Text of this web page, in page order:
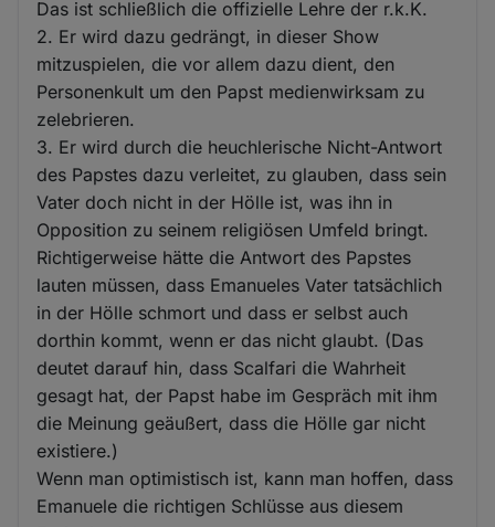
Das ist schließlich die offizielle Lehre der r.k.K.
2. Er wird dazu gedrängt, in dieser Show
mitzuspielen, die vor allem dazu dient, den
Personenkult um den Papst medienwirksam zu
zelebrieren.
3. Er wird durch die heuchlerische Nicht-Antwort
des Papstes dazu verleitet, zu glauben, dass sein
Vater doch nicht in der Hölle ist, was ihn in
Opposition zu seinem religiösen Umfeld bringt.
Richtigerweise hätte die Antwort des Papstes
lauten müssen, dass Emanueles Vater tatsächlich
in der Hölle schmort und dass er selbst auch
dorthin kommt, wenn er das nicht glaubt. (Das
deutet darauf hin, dass Scalfari die Wahrheit
gesagt hat, der Papst habe im Gespräch mit ihm
die Meinung geäußert, dass die Hölle gar nicht
existiere.)
Wenn man optimistisch ist, kann man hoffen, dass
Emanuele die richtigen Schlüsse aus diesem
und
Cookies